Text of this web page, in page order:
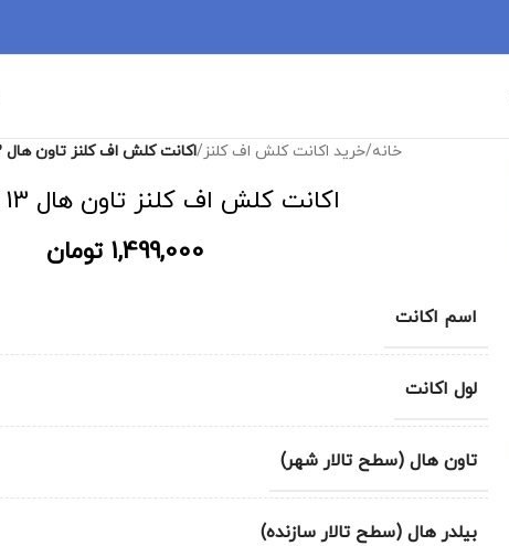
خانه/خرید اکانت کلش اف کلنز/اکانت کلش اف کلنز تاون هال 13 کد 2006
اکانت کلش اف کلنز تاون هال 13 کد 2006
1,499,000 تومان
اسم اکانت
لول اکانت
تاون هال (سطح تالار شهر)
بیلدر هال (سطح تالار سازنده)